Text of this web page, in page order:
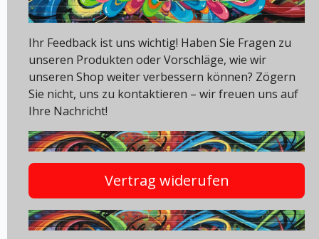
Ihr Feedback ist uns wichtig! Haben Sie Fragen zu
unseren Produkten oder Vorschläge, wie wir
unseren Shop weiter verbessern können? Zögern
Sie nicht, uns zu kontaktieren – wir freuen uns auf
Ihre Nachricht!
Vertrag widerufen